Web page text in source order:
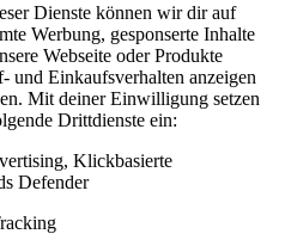
Dienste können wir dir auf
Werbung, gesponserte Inhalte
Webseite oder Produkte
und Einkaufsverhalten anzeigen
Mit deiner Einwilligung setzen
Drittdienste ein:
Klickbasierte
Defender